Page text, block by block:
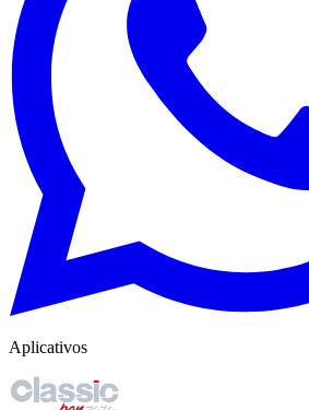
Aplicativos